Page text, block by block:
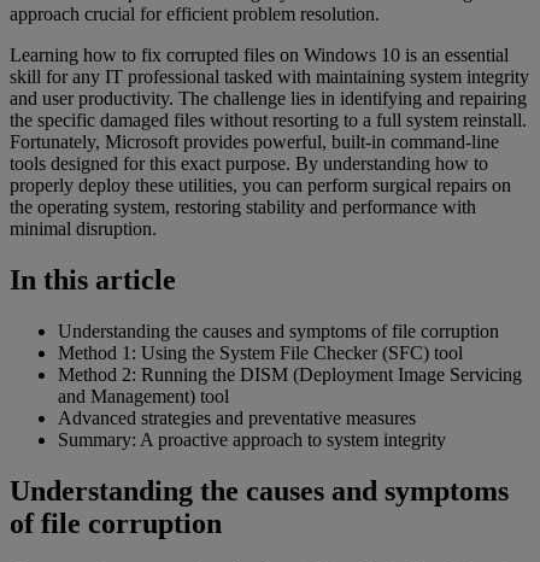
approach crucial for efficient problem resolution.
Learning how to fix corrupted files on Windows 10 is an essential
skill for any IT professional tasked with maintaining system integrity
and user productivity. The challenge lies in identifying and repairing
the specific damaged files without resorting to a full system reinstall.
Fortunately, Microsoft provides powerful, built-in command-line
tools designed for this exact purpose. By understanding how to
properly deploy these utilities, you can perform surgical repairs on
the operating system, restoring stability and performance with
minimal disruption.
In this article
Understanding the causes and symptoms of file corruption
Method 1: Using the System File Checker (SFC) tool
Method 2: Running the DISM (Deployment Image Servicing
and Management) tool
Advanced strategies and preventative measures
Summary: A proactive approach to system integrity
Understanding the causes and symptoms
of file corruption